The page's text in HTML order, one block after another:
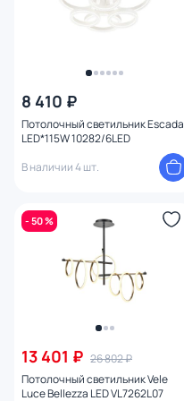
8 410 ₽
Потолочный светильник Escada
LED*115W 10282/6LED
В наличии 4 шт.
- 50 %
13 401 ₽ 26 802 ₽
Потолочный светильник Vele
Luce Bellezza LED VL7262L07